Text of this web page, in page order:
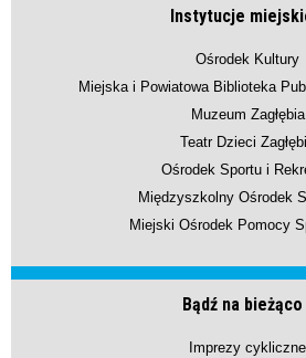
Instytucje
Ośrodek Kultury
Miejska i Powiatowa Biblioteka
Muzeum Zagłębia
Teatr Dzieci
Ośrodek Sportu i
Międzyszkolny Ośrodek
Miejski Ośrodek Pomocy
Bądź na bieżąco
Imprezy cykliczne